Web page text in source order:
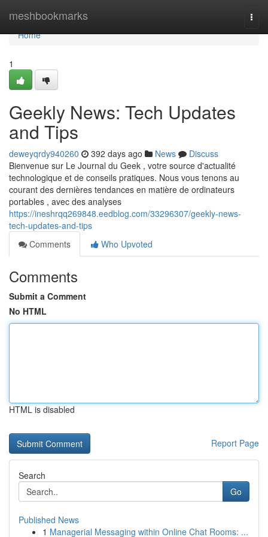
meshbookmarks
Home
Home
1
Geekly News: Tech Updates
and Tips
deweyqrdy940260 392 days ago News
Discuss
Bienvenue sur Le Journal du Geek , votre source d'actualité
technologique et de conseils pratiques. Nous vous tenons au
courant des dernières tendances en matière de ordinateurs
portables , avec des analyses
https://ineshrqq269848.eedblog.com/33296307/geekly-news-
tech-updates-and-tips
Comments
Who Upvoted
Comments
Submit a Comment
No HTML
HTML is disabled
Report Page
Search
Go
Published News
1 Managerial Messaging within Online Chat Rooms: ...